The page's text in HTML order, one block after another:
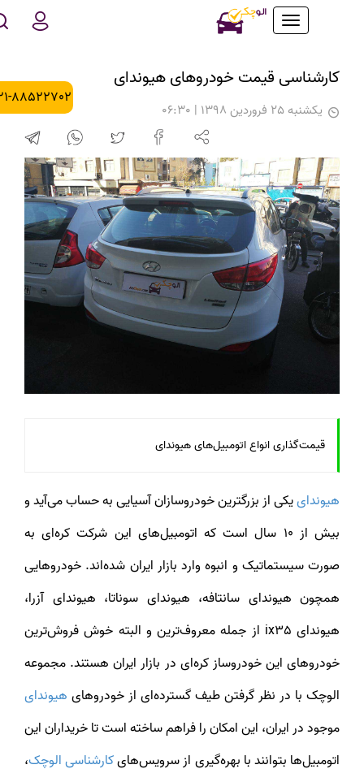
Toggle
021-88522702
کارشناسی قیمت خودروهای هیوندای
يكشنبه 25 فروردین 1398 | 06:30
قیمت‌گذاری انواع اتومبیل‌های هیوندای
هیونداییکی از بزرگترین خودروسازان آسیایی به حساب می‌آید و
بیش از 10 سال است که اتومبیل‌های این شرکت کره‌ای به
صورت سیستماتیک و انبوه وارد بازار ایران شده‌اند. خودروهایی
همچون هیوندای سانتافه، هیوندای سوناتا، هیوندای آزرا،
هیوندای ix35 از جمله معروف‌ترین و البته خوش فروش‌ترین
خودروهای این خودروساز کره‌ای در بازار ایران هستند. مجموعه
الوچک با در نظر گرفتن طیف گسترده‌ای از خودروهایهیوندای
موجود در ایران، این امکان را فراهم ساخته است تا خریداران این
اتومبیل‌ها بتوانند با بهره‌گیری از سرویس‌هایکارشناسی الوچک،